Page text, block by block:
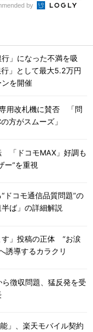
by
」になった不満を吸
」として最大5.2万円
を開催
専用改札機に賛否 「問
方がスムーズ」
「ドコモMAX」好調も
ー”を重視
ドコモ通信品質問題”の
ば」の詳細解説
す」投稿の正体 “お涙
誘導するカラクリ
徴収問題、猛反発を受
」、楽天モバイル契約